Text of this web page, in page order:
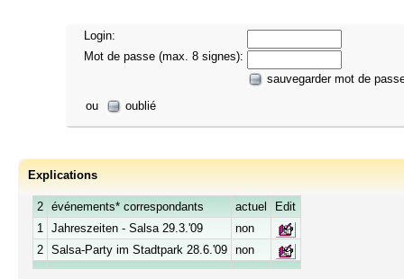
Login:
Mot de passe (max. 8 signes):
sauvegarder mot de
ou
oublié
Explications
2 événements* correspondants actuel
Edit
1 Jahreszeiten - Salsa 29.3.'09
non
2 Salsa-Party im Stadtpark 28.6.'09 non